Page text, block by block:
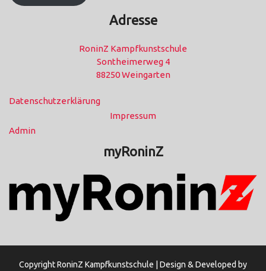
Adresse
RoninZ Kampfkunstschule
Sontheimerweg 4
88250 Weingarten
Datenschutzerklärung
Impressum
Admin
myRoninZ
Copyright RoninZ Kampfkunstschule | Design & Developed by